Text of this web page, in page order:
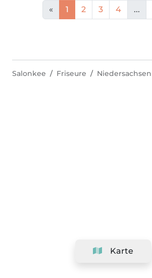
« 1 2 3 4 ...
Karte
Salonkee Friseure Niedersachsen